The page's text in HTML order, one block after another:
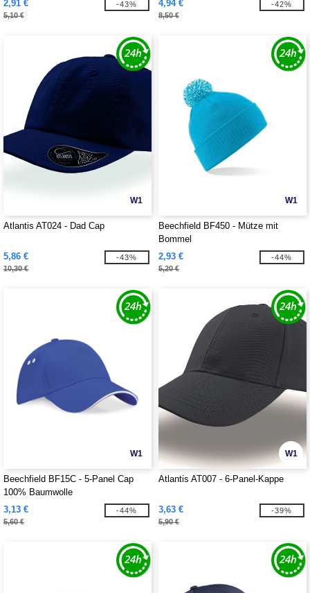
2,91 €
5,10 €
-43% 4,94 €
8,50 €
-42%
W1
Atlantis AT024 - Dad Cap
5,86 €
10,30 €
-43%
W1
Beechfield BF450 - Mütze mit
Bommel
2,93 €
5,20 €
-44%
W1
Beechfield BF15C - 5-Panel Cap
100% Baumwolle
3,13 €
5,60 €
-44%
W1
Atlantis AT007 - 6-Panel-Kappe
3,63 €
5,90 €
-39%